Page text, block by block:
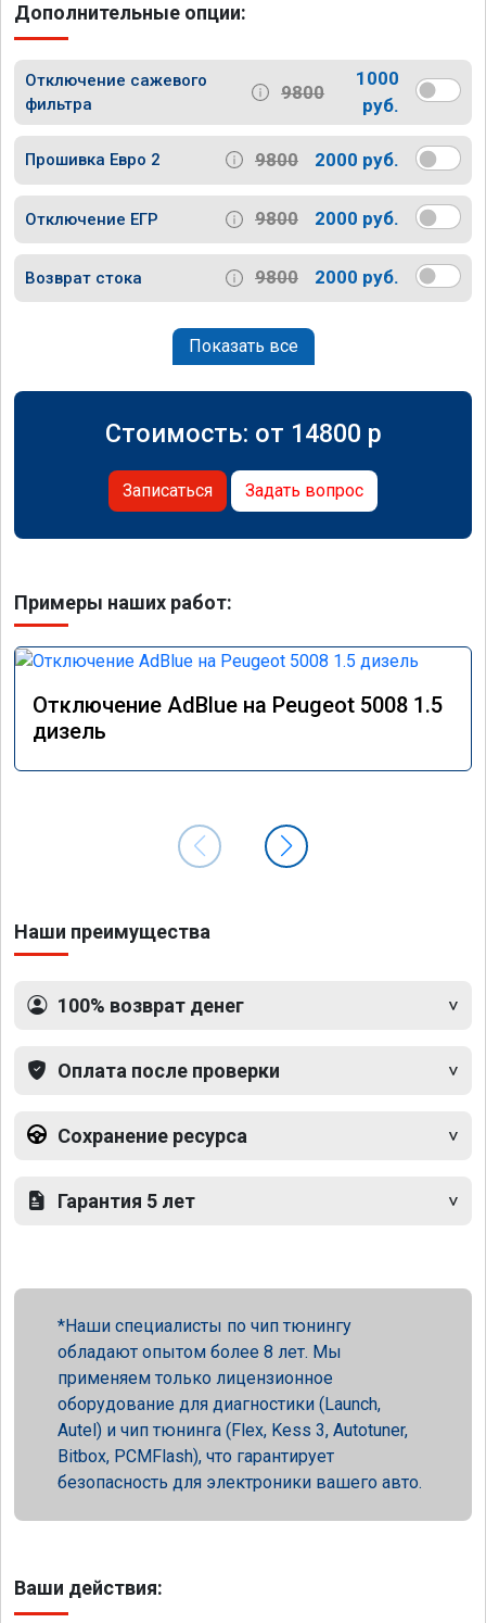
Дополнительные опции:
Отключение сажевого
фильтра
9800
1000
руб.
Прошивка Евро 2 9800 2000 руб.
Отключение ЕГР 9800 2000 руб.
Возврат стока 9800 2000 руб.
Показать все
Стоимость: от 14800 p
Записаться Задать вопрос
Примеры наших работ:
Отключение AdBlue на Peugeot 5008 1.5
дизель
Наши преимущества
100% возврат денег
Оплата после проверки
Сохранение ресурса
Гарантия 5 лет
Наши специалисты по чип тюнингу
обладают опытом более 8 лет. Мы
применяем только лицензионное
оборудование для диагностики (Launch,
Autel) и чип тюнинга (Flex, Kess 3, Autotuner,
Bitbox, PCMFlash), что гарантирует
безопасность для электроники вашего авто.
Ваши действия: